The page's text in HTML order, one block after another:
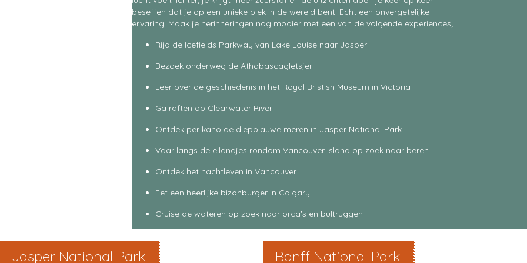
beseffen dat je op een unieke plek in de wereld bent. Echt een onvergetelijke
ervaring! Maak je herinneringen nog mooier met een van de volgende experiences;
Rijd de Icefields Parkway van Lake Louise naar Jasper
Bezoek onderweg de Athabascagletsjer
Leer over de geschiedenis in het Royal Bristish Museum in Victoria
Ga raften op Clearwater River
Ontdek per kano de diepblauwe meren in Jasper National Park
Vaar langs de eilandjes rondom Vancouver Island op zoek naar beren
Ontdek het nachtleven in Vancouver
Eet een heerlijke bizonburger in Calgary
Cruise de wateren op zoek naar orca's en bultruggen
Jasper National Park Banff National Park